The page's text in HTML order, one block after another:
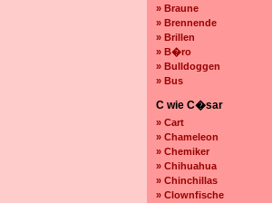
» Braune
» Brennende
» Brillen
» B�ro
» Bulldoggen
» Bus
C wie C�sar
» Cart
» Chameleon
» Chemiker
» Chihuahua
» Chinchillas
» Clownfische